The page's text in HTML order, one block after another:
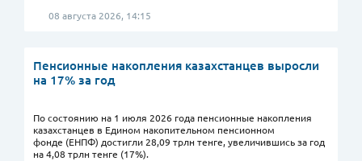
08 августа 2026, 14:15
Пенсионные накопления казахстанцев выросли
на 17% за год
По состоянию на 1 июля 2026 года пенсионные накопления
казахстанцев в Едином накопительном пенсионном
фонде (ЕНПФ) достигли 28,09 трлн тенге, увеличившись за год
на 4,08 трлн тенге (17%).